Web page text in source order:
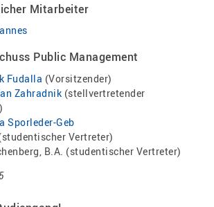
Mitarbeiter
Public Management
Fudalla (Vorsitzender)
Zahradnik (stellvertretender
Sporleder-Geb
Vertreter)
B.A. (studentischer Vertreter)